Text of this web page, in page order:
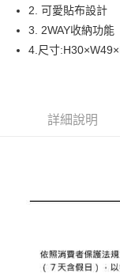
大哥付你分期
相關說明
【大哥付你分期使用說
1.本服務由台灣大哥大
3.實際核准額度、可分
醒簡訊。
2.透過簡訊連結打開帳
帳／街口支付／iPASS
【注意事項】
1.本服務係由「台灣大
AFTEE先享後付
便利好安心！
【「AFTEE先享後付」
１．於結帳方式選擇「
結帳頁面，進行簡訊認
２．訂單成立數日內，
３．收到繳費通知簡訊
ATM／網路銀行／等多
萊爾富取貨付款
2. 可愛貼布設計
3. 2WAY收納功能
4.尺寸
詳細說明